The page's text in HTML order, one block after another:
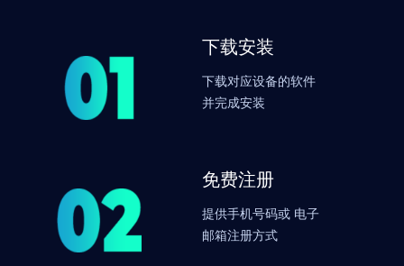
下载安装
下载对应设备的软件
并完成安装
免费注册
提供手机号码或 电子
邮箱注册方式